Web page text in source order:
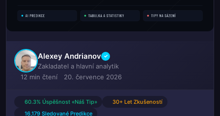
Alexey Andrianov ✓
Zakladatel a hlavní analytik
12 min čtení
20. července 2026
60.3% Úspěšnost «Náš Tip»
30+ Let Zkušeností
16,179 Sledované Predikce